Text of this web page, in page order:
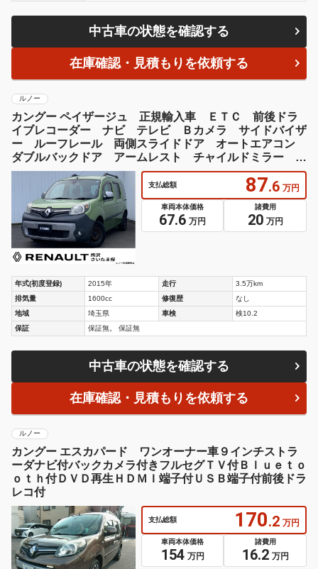
中古車の状態を確認する
在庫確認・見積もりを依頼する
ルノー
カングー ペイザージュ 正規輸入車 ＥＴＣ 前後ドラ
イブレコーダー ナビ テレビ Ｂカメラ サイドバイザ
ー ルーフレール 両側スライドドア オートエアコン
ダブルバックドア アームレスト チャイルドミラー リ
バースチャイム
支払総額 87.6 万円
車両本体価格
67.6 万円
諸費用
20 万円
年式(初度登録) 2015年 走行
3.5万km
排気量
1600cc 修復歴
なし
地域
埼玉県 車検
検10.2
保証
保証無。 保証無
中古車の状態を確認する
在庫確認・見積もりを依頼する
ルノー
カングー エスカパード ワンオーナー車９インチストラ
ーダナビ付バックカメラ付きフルセグＴＶ付Ｂｌｕｅｔｏ
ｏｔｈ付ＤＶＤ再生ＨＤＭＩ端子付ＵＳＢ端子付前後ドラ
レコ付
支払総額 170.2 万円
車両本体価格
154 万円
諸費用
16.2 万円